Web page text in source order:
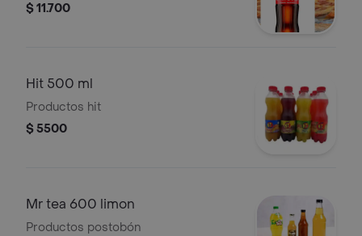
$ 11.700
Hit 500 ml
Productos hit
$ 5500
Mr tea 600 limon
Productos postobón